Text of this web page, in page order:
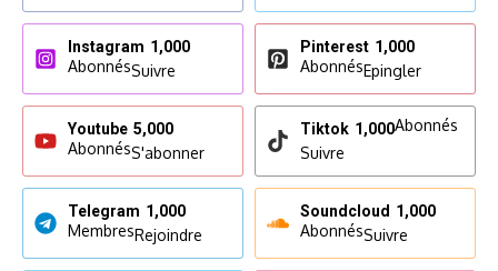
Instagram 1,000
AbonnésSuivre
Pinterest 1,000
AbonnésEpingler
Youtube 5,000
AbonnésS'abonner
Tiktok 1,000Abonnés
Suivre
Telegram 1,000
MembresRejoindre
Soundcloud 1,000
AbonnésSuivre